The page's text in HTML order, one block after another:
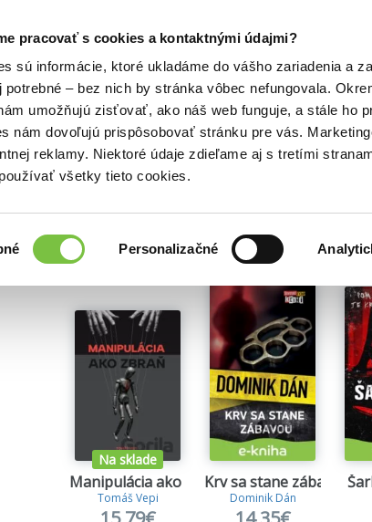
pracovať s cookies a kontaktnými údajmi?
sú informácie, ktoré ukladáme do vášho zariadenia a
potrebné – bez nich by stránka vôbec nefungovala.
umožňujú zisťovať, ako náš web funguje, a stále ho
nám dovoľujú prispôsobovať stránku pre vás.
reklamy. Niektoré údaje zdieľame aj s tretími
všetky tieto cookies.
Personalizačné
Doplnky
Rydvalová
Vybrané pre teba
Na sklade
Manipulácia ako zbraň
Tomáš Vepi
Krv sa stane zábavou
Dominik Dán